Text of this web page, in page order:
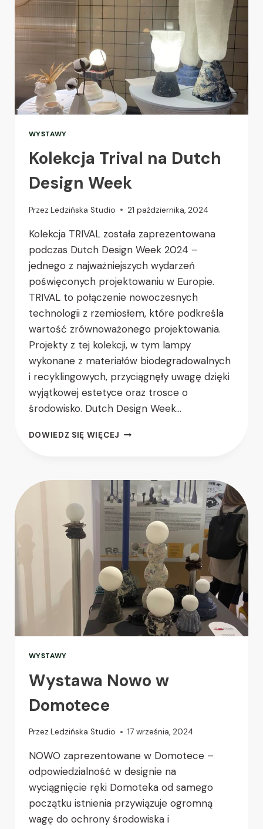
WYSTAWY
Kolekcja Trival na Dutch
Design Week
Przez Ledzińska Studio 21 października, 2024
Kolekcja TRIVAL została zaprezentowana
podczas Dutch Design Week 2024 –
jednego z najważniejszych wydarzeń
poświęconych projektowaniu w Europie.
TRIVAL to połączenie nowoczesnych
technologii z rzemiosłem, które podkreśla
wartość zrównoważonego projektowania.
Projekty z tej kolekcji, w tym lampy
wykonane z materiałów biodegradowalnych
i recyklingowych, przyciągnęły uwagę dzięki
wyjątkowej estetyce oraz trosce o
środowisko. Dutch Design Week…
DOWIEDZ SIĘ WIĘCEJ
WYSTAWY
Wystawa Nowo w
Domotece
Przez Ledzińska Studio 17 września, 2024
NOWO zaprezentowane w Domotece –
odpowiedzialność w designie na
wyciągnięcie ręki Domoteka od samego
początku istnienia przywiązuje ogromną
wagę do ochrony środowiska i